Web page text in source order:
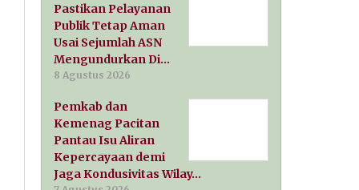
Pastikan Pelayanan
Publik Tetap Aman
Usai Sejumlah ASN
Mengundurkan Di…
8 Agustus 2026
Pemkab dan
Kemenag Pacitan
Pantau Isu Aliran
Kepercayaan demi
Jaga Kondusivitas Wilay…